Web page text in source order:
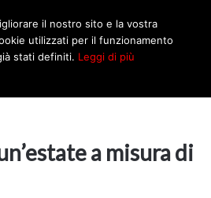
a misura di
il nostro sito e la vostra
utilizzati per il funzionamento
stati definiti. Leggi di più